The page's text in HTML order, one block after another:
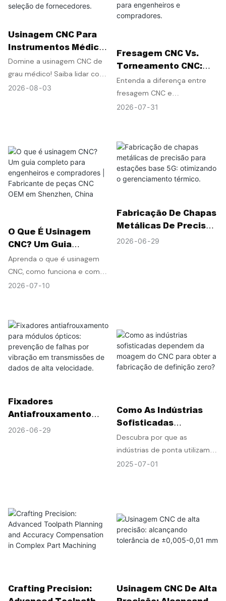
Usinagem CNC Para
Instrumentos Médicos
E Científicos:
Materiais,
Tolerâncias,
Domine a usinagem CNC de
grau médico! Saiba lidar com
tolerâncias rigorosas,
2026 08 03
Fresagem CNC Vs.
Torneamento CNC:
Qual A Diferença? Um
Guia Completo Para
Engenheiros E
Entenda a diferença entre
fresagem CNC e
torneamento CNC. Aprenda
como escolher o serviço de
usinagem CNC OEM certo de
um fabricante de Shenzhen,
China.
2026 07 31
O Que É Usinagem
CNC? Um Guia
Completo Para
Engenheiros E
Compradores |
Shenzhen, China
Aprenda o que é usinagem
CNC, como funciona e como
escolher o fabricante de
de CNC para OEMs, usinagem
de 5 eixos e fabricação de
precisão de uma fábrica com
certificação ISO em
Shenzhen, China.
2026 07 10
Fabricação De Chapas
Metálicas De Precisão
Para Estações Base
2026 06 29
Fixadores
Antiafrouxamento
Para Módulos Ópticos:
2026 06 29
Como As Indústrias
Sofisticadas
Dependem Da
Moagem Do CNC Para
Obter A Fabricação De
Descubra por que as
indústrias de ponta utilizam a
melhor tecnologia de
precisão, a velocidade e a
confiabilidade da usinagem
CNC se combinam para
2025 07 01
Crafting Precision:
Usinagem CNC De Alta